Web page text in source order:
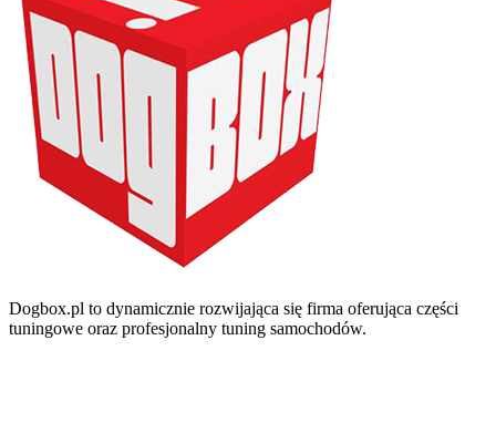
Dogbox.pl to dynamicznie rozwijająca się firma oferująca części
tuningowe oraz profesjonalny tuning samochodów.